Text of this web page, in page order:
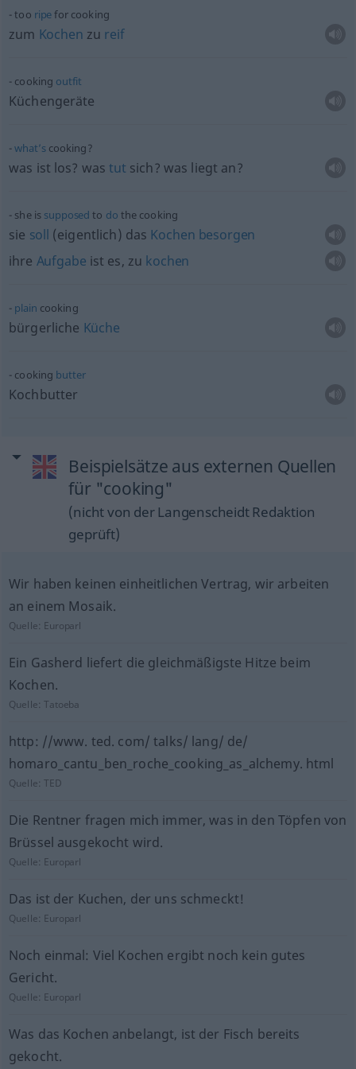
too ripefor cooking
zum Kochen zu reif
cooking outfit
Küchengeräte
what’scooking?
was ist los? wastut sich? was liegt an?
she is supposed to do the cooking
sie soll (eigentlich) das Kochen besorgen
ihre Aufgabe ist es, zu kochen
plain cooking
bürgerliche Küche
cooking butter
Kochbutter
Beispielsätze aus externen Quellen
für "cooking"
(nicht von der Langenscheidt Redaktion
geprüft)
Wir haben keinen einheitlichen Vertrag, wir arbeiten
an einem Mosaik.
Quelle: Europarl
Ein Gasherd liefert die gleichmäßigste Hitze beim
Kochen.
Quelle:Tatoeba
http: //www. ted. com/ talks/ lang/ de/
homaro_cantu_ben_roche_cooking_as_alchemy. html
Quelle:TED
Die Rentner fragen mich immer, was in den Töpfen von
Brüssel ausgekocht wird.
Quelle: Europarl
Das ist der Kuchen, der uns schmeckt!
Quelle: Europarl
Noch einmal: Viel Kochen ergibt noch kein gutes
Gericht.
Quelle: Europarl
Was das Kochen anbelangt, ist der Fisch bereits
gekocht.